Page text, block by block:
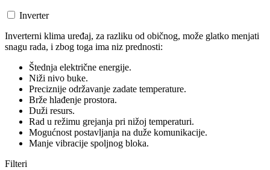
Inverter
Inverterni klima uređaj, za razliku od običnog, može glatko menjati
snagu rada, i zbog toga ima niz prednosti:
Štednja električne energije.
Niži nivo buke.
Preciznije održavanje zadate temperature.
Brže hlađenje prostora.
Duži resurs.
Rad u režimu grejanja pri nižoj temperaturi.
Mogućnost postavljanja na duže komunikacije.
Manje vibracije spoljnog bloka.
Filteri